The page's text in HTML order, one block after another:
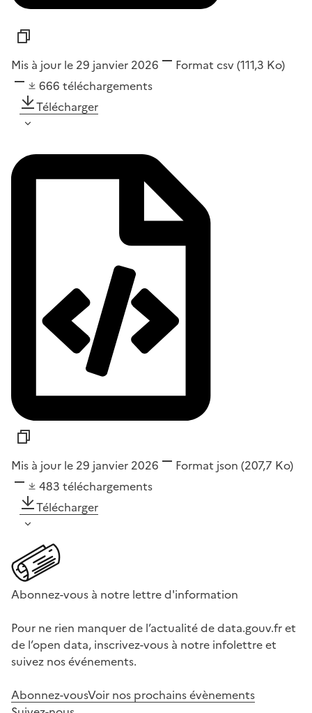
Mis à jour le 29 janvier 2026 Format csv(111,3 Ko)
666 téléchargements
Télécharger
Mis à jour le 29 janvier 2026 Format json (207,7 Ko)
483 téléchargements
Télécharger
Abonnez-vous à notre lettre d'information
Pour ne rien manquer de l’actualité de data.gouv.fr et
de l’open data, inscrivez-vous à notre infolettre et
suivez nos événements.
Abonnez-vousVoir nos prochains évènements